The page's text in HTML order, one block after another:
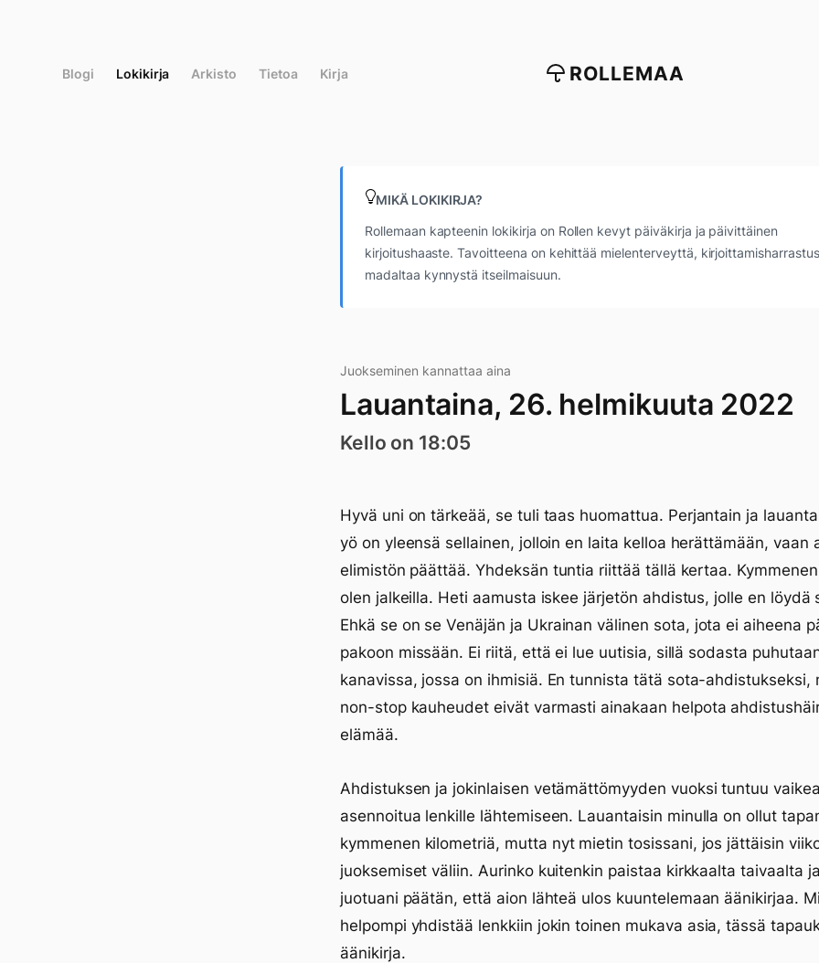
Blogi Lokikirja Arkisto Tietoa Kirja ROLLEMAA
MIKÄ LOKIKIRJA?
Rollemaan kapteenin lokikirja on Rollen kevyt päiväkirja ja päivittäinen
kirjoitushaaste. Tavoitteena on kehittää mielenterveyttä,
madaltaa kynnystä itseilmaisuun.
Juokseminen kannattaa aina
Lauantaina, 26. helmikuuta 2022
Kello on 18:05
Hyvä uni on tärkeää, se tuli taas huomattua. Perjantain ja
yö on yleensä sellainen, jolloin en laita kelloa herättämään, vaan
elimistön päättää. Yhdeksän tuntia riittää tällä kertaa.
olen jalkeilla. Heti aamusta iskee järjetön ahdistus, jolle en löydä
Ehkä se on se Venäjän ja Ukrainan välinen sota, jota ei aiheena
pakoon missään. Ei riitä, että ei lue uutisia, sillä sodasta
kanavissa, jossa on ihmisiä. En tunnista tätä sota-ahdistukseksi,
non-stop kauheudet eivät varmasti ainakaan helpota
elämää.
Ahdistuksen ja jokinlaisen vetämättömyyden vuoksi tuntuu
asennoitua lenkille lähtemiseen. Lauantaisin minulla on ollut
kymmenen kilometriä, mutta nyt mietin tosissani, jos jättäisin
juoksemiset väliin. Aurinko kuitenkin paistaa kirkkaalta taivaalta
juotuani päätän, että aion lähteä ulos kuuntelemaan äänikirjaa.
helpompi yhdistää lenkkiin jokin toinen mukava asia, tässä
äänikirja.